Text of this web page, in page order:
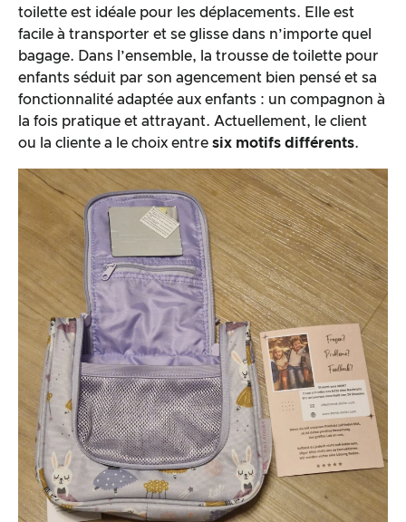
toilette est idéale pour les déplacements. Elle est
facile à transporter et se glisse dans n’importe quel
bagage. Dans l’ensemble, la trousse de toilette pour
enfants séduit par son agencement bien pensé et sa
fonctionnalité adaptée aux enfants : un compagnon à
la fois pratique et attrayant. Actuellement, le client
ou la cliente a le choix entre six motifs différents.